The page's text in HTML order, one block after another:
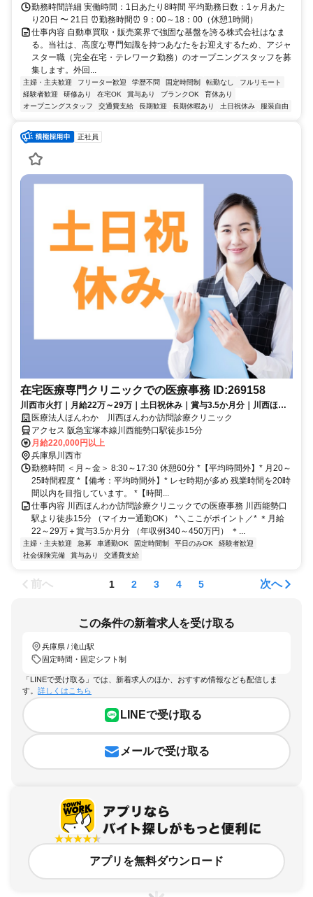
勤務時間詳細 実働時間：1日あたり8時間 平均勤務日数：1ヶ月あた
り20日 〜 21日 ⏰勤務時間⏰ 9：00～18：00（休憩1時間）
仕事内容 自動車買取・販売業界で強固な基盤を誇る株式会社はなま
る。当社は、高度な専門知識を持つあなたをお迎えするため、アジャ
スター職（完全在宅・テレワーク勤務）のオープニングスタッフを募
集します。外回...
主婦・主夫歓迎 フリーター歓迎 学歴不問 固定時間制 転勤なし
フルリモート
経験者歓迎
研修あり 在宅OK 賞与あり ブランクOK
育休あり
オープニングスタッフ
交通費支給 長期歓迎 長期休暇あり 土日祝休み 服装自由
正社員
在宅医療専門クリニックでの医療事務 ID:269158
川西市火打｜月給22万～29万｜土日祝休み｜賞与3.5か月分｜川西ほん
わか訪問診療クリニックでの医療事務川西市立総合体育館すぐ／土日祝
休み／年間休日120日／車通院OK／レセプト経験を活かせるお仕事
医療法人ほんわか 川西ほんわか訪問診療クリニック
アクセス 阪急宝塚本線川西能勢口駅徒歩15分
月給220,000円以上
兵庫県川西市
勤務時間 ＜月～金＞ 8:30～17:30 休憩60分 *【平均時間外】* 月20～
25時間程度 *【備考：平均時間外】* レセ時期が多め 残業時間を20時
間以内を目指しています。 *【時間...
仕事内容 川西ほんわか訪問診療クリニックでの医療事務 川西能勢口
駅より徒歩15分 （マイカー通勤OK） *＼ここがポイント／* ＊月給
22～29万＋賞与3.5か月分 （年収例340～450万円） ＊...
主婦・主夫歓迎 急募 車通勤OK 固定時間制 平日のみOK
経験者歓迎
社会保険完備
賞与あり 交通費支給
前へ 1 2 3 4 5 次へ
この条件の新着求人を受け取る
兵庫県 / 滝山駅
固定時間・固定シフト制
「LINEで受け取る」では、新着求人のほか、おすすめ情報なども配信しま
す。 詳しくはこちら
LINEで受け取る
メールで受け取る
アプリを無料ダウンロード